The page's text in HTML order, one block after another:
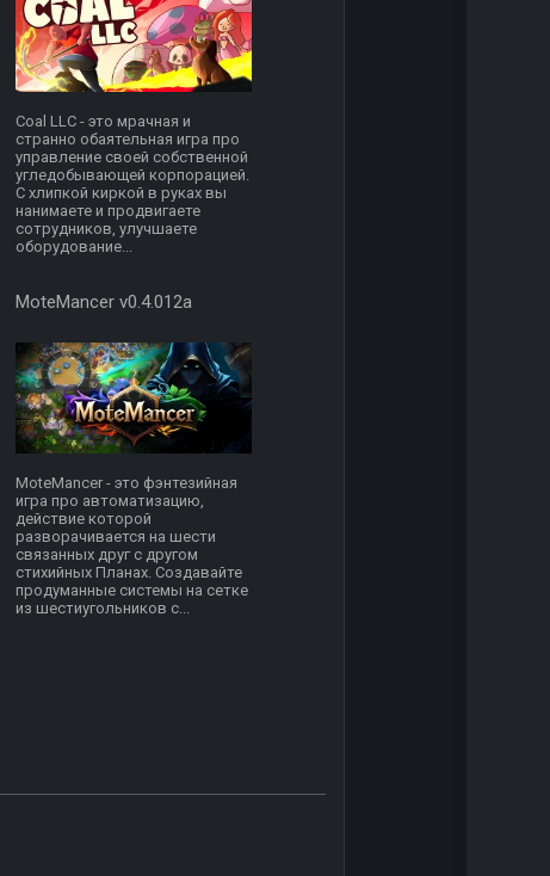
Coal LLC - это мрачная и
странно обаятельная игра про
управление своей собственной
угледобывающей корпорацией.
С хлипкой киркой в руках вы
нанимаете и продвигаете
сотрудников, улучшаете
оборудование...
MoteMancer v0.4.012a
MoteMancer - это фэнтезийная
игра про автоматизацию,
действие которой
разворачивается на шести
связанных друг с другом
стихийных Планах. Создавайте
продуманные системы на сетке
из шестиугольников с...